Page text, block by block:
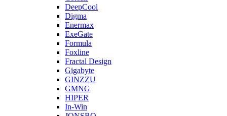
DeepCool
Digma
Enermax
ExeGate
Formula
Foxline
Fractal Design
Gigabyte
GINZZU
GMNG
HIPER
In-Win